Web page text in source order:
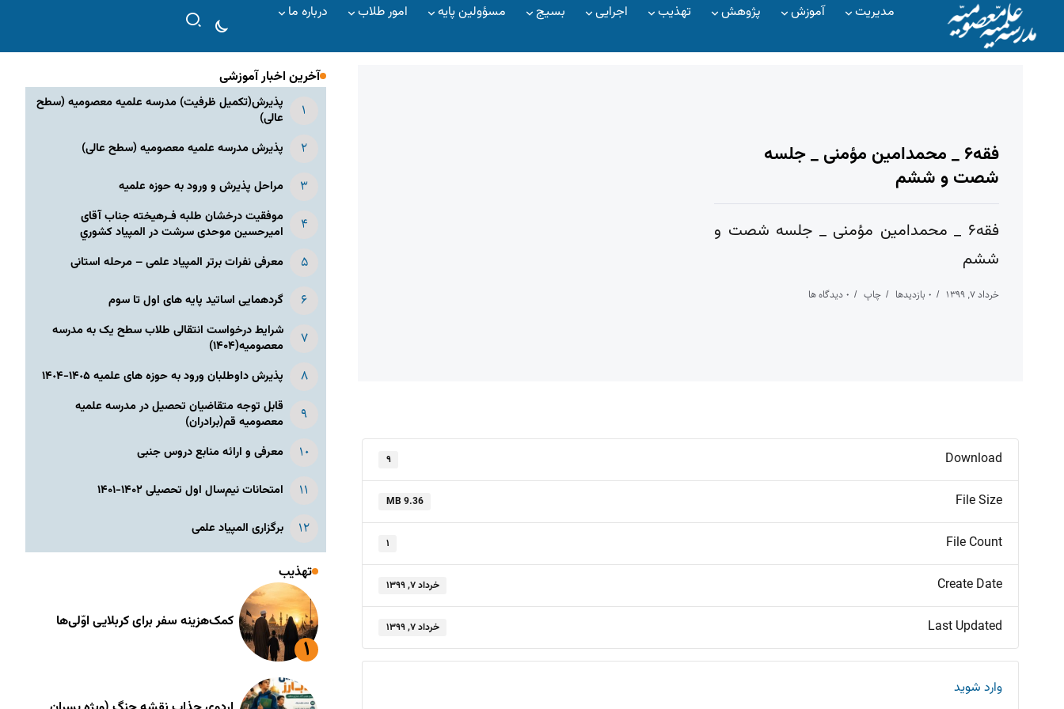
مدیریت آموزش پژوهش تهذیب اجرایی بسیج مسؤولین پایه امور طلاب درباره ما
فقه۶ _ محمدامین مؤمنی _ جلسه
شصت و ششم
فقه۶ _ محمدامین مؤمنی _ جلسه شصت و
ششم
خرداد ۷, ۱۳۹۹ ۰ بازدیدها چاپ ۰ دیدگاه ها
Download ۹
File Size
9.36 MB
File Count ۱
Create Date خرداد ۷, ۱۳۹۹
Last Updated خرداد ۷, ۱۳۹۹
وارد شوید
آخرین اخبار آموزشی
پذیرش(تکمیل ظرفیت) مدرسه علمیه معصومیه‌ (سطح
عالی)
پذیرش مدرسه علمیه معصومیه‌ (سطح عالی)
مراحل پذیرش و ورود به حوزه علمیه
موفقیت درخشان طلبه فـرهیخته جناب آقای
امیرحسین موحدی سرشت در المپياد كشوري
معرفی نفرات برتر المپیاد علمی – مرحله استانی
گردهمایی اساتید پایه های اول تا سوم
شرایط درخواست انتقالی طلاب سطح یک به مدرسه
معصومیه(۱۴۰۴)
پذیرش داوطلبان ورود به حوزه های علمیه ١۴٠۵-١۴٠۴
قابل توجه متقاضیان تحصیل در مدرسه علمیه
معصومیه قم(برادران)
معرفی و ارائه منابع دروس جنبی
امتحانات نیم‌سال اول تحصیلی ۱۴۰۲-۱۴۰۱
برگزاری المپیاد علمی
تهذیب
کمک‌هزینه سفر برای کربلایی اوّلی‌ها